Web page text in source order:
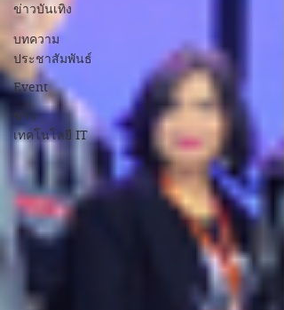
ข่าวบันเทิง
บทความ
ประชาสัมพันธ์
Event
ข่าว
เทคโนโลยี IT